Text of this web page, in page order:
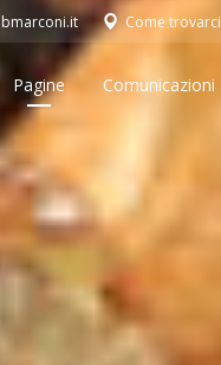
Come trovarci
Pagine Comunicazioni